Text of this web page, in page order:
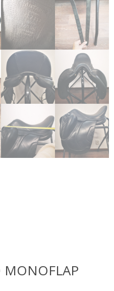
MONOFLAP